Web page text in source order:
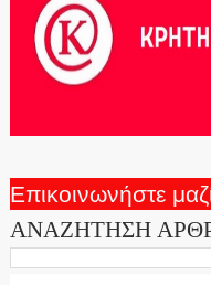
Επικοινωνήστε
ΑΝΑΖΗΤΗΣΗ